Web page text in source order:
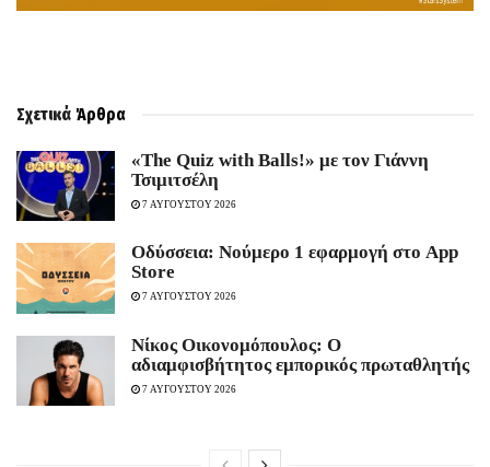
Σχετικά Άρθρα
«The Quiz with Balls!» με τον Γιάννη
Τσιμιτσέλη
7 ΑΥΓΟΥΣΤΟΥ 2026
Οδύσσεια: Νούμερο 1 εφαρμογή στο App
Store
7 ΑΥΓΟΥΣΤΟΥ 2026
Νίκος Οικονομόπουλος: Ο
αδιαμφισβήτητος εμπορικός πρωταθλητής
7 ΑΥΓΟΥΣΤΟΥ 2026